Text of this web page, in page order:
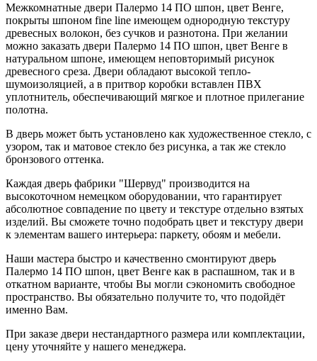
Межкомнатные двери Палермо 14 ПО шпон, цвет Венге,
покрыты шпоном fine line имеющем однородную текстуру
древесных волокон, без сучков и разнотона. При желании
можно заказать двери Палермо 14 ПО шпон, цвет Венге в
натуральном шпоне, имеющем неповторимый рисунок
древесного среза. Двери обладают высокой тепло-
шумоизоляцией, а в притвор коробки вставлен ПВХ
уплотнитель, обеспечивающий мягкое и плотное прилегание
полотна.
В дверь может быть установлено как художественное стекло, с
узором, так и матовое стекло без рисунка, а так же стекло
бронзового оттенка.
Каждая дверь фабрики "Шервуд" производится на
высокоточном немецком оборудовании, что гарантирует
абсолютное совпадение по цвету и текстуре отдельно взятых
изделий. Вы сможете точно подобрать цвет и текстуру двери
к элементам вашего интерьера: паркету, обоям и мебели.
Наши мастера быстро и качественно смонтируют дверь
Палермо 14 ПО шпон, цвет Венге как в распашном, так и в
откатном варианте, чтобы Вы могли сэкономить свободное
пространство. Вы обязательно получите то, что подойдёт
именно Вам.
При заказе двери нестандартного размера или комплектации,
цену уточняйте у нашего менеджера.